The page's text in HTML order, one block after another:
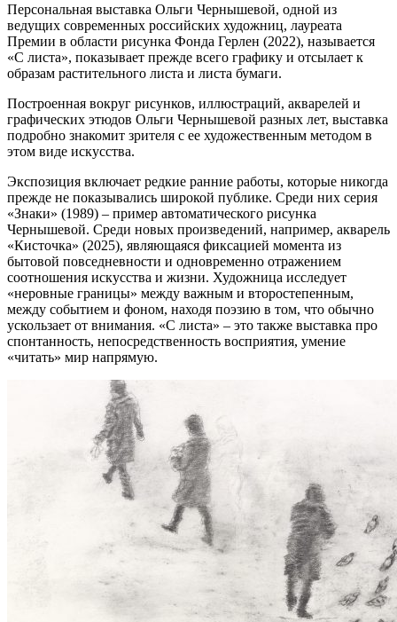
Персональная выставка Ольги Чернышевой, одной из
ведущих современных российских художниц, лауреата
Премии в области рисунка Фонда Герлен (2022), называется
«С листа», показывает прежде всего графику и отсылает к
образам растительного листа и листа бумаги.
Построенная вокруг рисунков, иллюстраций, акварелей и
графических этюдов Ольги Чернышевой разных лет, выставка
подробно знакомит зрителя с ее художественным методом в
этом виде искусства.
Экспозиция включает редкие ранние работы, которые никогда
прежде не показывались широкой публике. Среди них серия
«Знаки» (1989) – пример автоматического рисунка
Чернышевой. Среди новых произведений, например, акварель
«Кисточка» (2025), являющаяся фиксацией момента из
бытовой повседневности и одновременно отражением
соотношения искусства и жизни. Художница исследует
«неровные границы» между важным и второстепенным,
между событием и фоном, находя поэзию в том, что обычно
ускользает от внимания. «С листа» – это также выставка про
спонтанность, непосредственность восприятия, умение
«читать» мир напрямую.